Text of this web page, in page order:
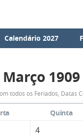
Calendário 2027
Março 1909
todos os Feriados, Datas
Quinta
4